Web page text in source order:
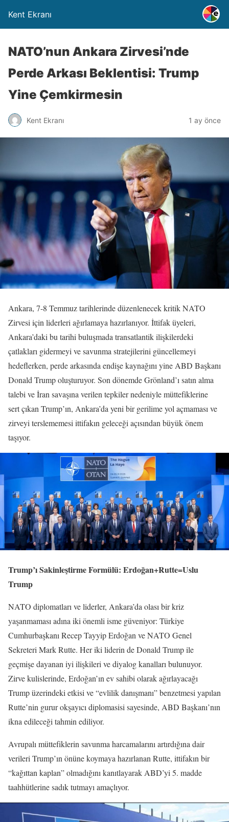
Kent Ekranı
NATO’nun Ankara Zirvesi’nde
Perde Arkası Beklentisi: Trump
Yine Çemkirmesin
Kent Ekranı 1 ay önce
Ankara, 7-8 Temmuz tarihlerinde düzenlenecek kritik NATO
Zirvesi için liderleri ağırlamaya hazırlanıyor. İttifak üyeleri,
Ankara’daki bu tarihi buluşmada transatlantik ilişkilerdeki
çatlakları gidermeyi ve savunma stratejilerini güncellemeyi
hedeflerken, perde arkasında endişe kaynağını yine ABD Başkanı
Donald Trump oluşturuyor. Son dönemde Grönland’ı satın alma
talebi ve İran savaşına verilen tepkiler nedeniyle müttefiklerine
sert çıkan Trump’ın, Ankara’da yeni bir gerilime yol açmaması ve
zirveyi terslememesi ittifakın geleceği açısından büyük önem
taşıyor.
Trump’ı Sakinleştirme Formülü: Erdoğan+Rutte=Uslu
Trump
NATO diplomatları ve liderler, Ankara’da olası bir kriz
yaşanmaması adına iki önemli isme güveniyor: Türkiye
Cumhurbaşkanı Recep Tayyip Erdoğan ve NATO Genel
Sekreteri Mark Rutte. Her iki liderin de Donald Trump ile
geçmişe dayanan iyi ilişkileri ve diyalog kanalları bulunuyor.
Zirve kulislerinde, Erdoğan’ın ev sahibi olarak ağırlayacağı
Trump üzerindeki etkisi ve “evlilik danışmanı” benzetmesi yapılan
Rutte’nin gurur okşayıcı diplomasisi sayesinde, ABD Başkanı’nın
ikna edileceği tahmin ediliyor.
Avrupalı müttefiklerin savunma harcamalarını artırdığına dair
verileri Trump’ın önüne koymaya hazırlanan Rutte, ittifakın bir
“kağıttan kaplan” olmadığını kanıtlayarak ABD’yi 5. madde
taahhütlerine sadık tutmayı amaçlıyor.